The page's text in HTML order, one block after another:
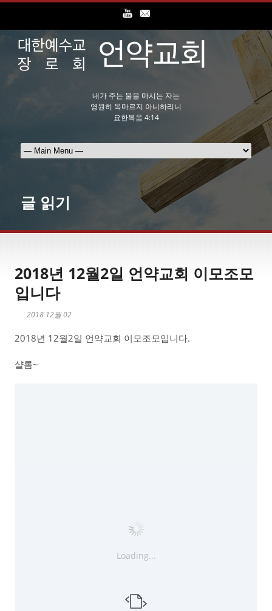
내가 주는 물을 마시는 자는
영원히 목마르지 아니하리니
요한복음 4:14
글 읽기
2018년 12월2일 언약교회 이모조모
입니다
2018 12월 02
2018년 12월2일 언약교회 이모조모입니다.
샬롬~
Loading...